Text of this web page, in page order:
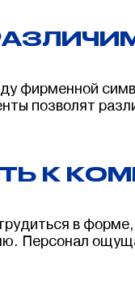
фирменной
позволят
К
в
Персонал